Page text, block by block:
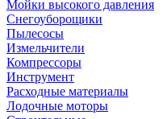
Мойки высокого давления
Снегоуборощики
Пылесосы
Измельчители
Компрессоры
Инструмент
Расходные материалы
Лодочные моторы